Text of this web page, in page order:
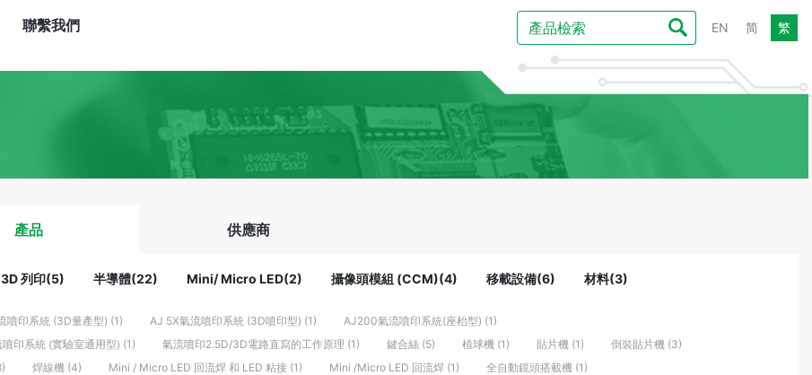
聯繫我們 EN 简 繁
產品 供應商
噴印系統 (3D量產型) (1) AJ 5X氣流噴印系統 (3D噴印型) (1)
AJ200氣流噴印系統(座枱型) (1)
印系統 (實驗室通用型) (1)
氣流噴印2.5D/3D電路直寫的工作原理 (1) 鍵合絲 (5) 植球機 (1) 貼片機 (1)
倒裝貼片機 (3)
焊線機 (4) Mini / Micro LED 回流焊 和 LED 粘接 (1) Mini /Micro LED 回流焊 (1)
全自動鏡頭搭載機 (1)
3D 列印(5) 半導體(22) Mini/ Micro LED(2) 攝像頭模組 (CCM)(4) 移載設備(6) 材料(3)